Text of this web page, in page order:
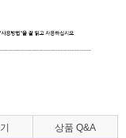
상품 Q&A